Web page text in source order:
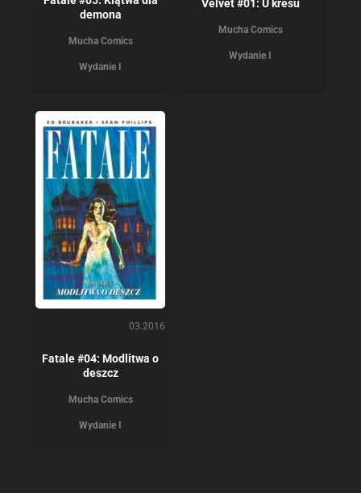
demona
Mucha Comics
Wydanie I
Velvet #01: U kresu
Mucha Comics
Wydanie I
03.2016
Fatale #04: Modlitwa o
deszcz
Mucha Comics
Wydanie I